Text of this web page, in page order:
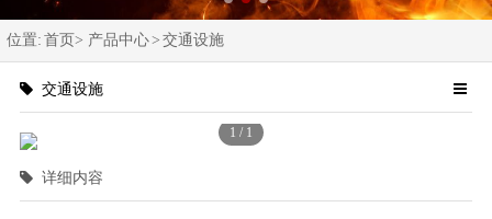
位置: 首页> 产品中心> 交通设施
交通设施
1 / 1
详细内容